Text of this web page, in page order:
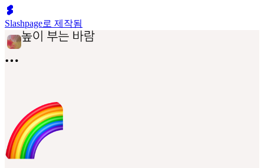
Slashpage로 제작됨